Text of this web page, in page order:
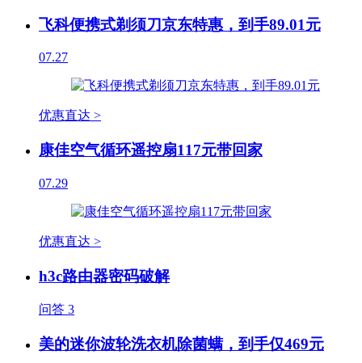
飞科便携式剃须刀京东特惠，到手89.01元
07.27
优惠直达 >
康佳空气循环遥控扇117元带回家
07.29
优惠直达 >
h3c路由器密码破解
问答 3
美的迷你波轮洗衣机除菌螨，到手仅469元